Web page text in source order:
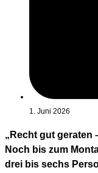
1. Juni 2026
„Recht gut geraten
Noch bis zum
drei bis sechs